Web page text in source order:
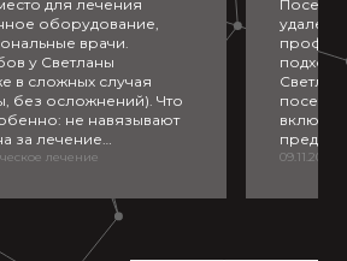
для лечения
оборудование,
врачи.
у Светланы
в сложных случая
без осложнений). Что
не навязывают
за лечение
Ни разу не было
за рентген,
во время ожидания
лечение
подход
лампы
09.11.2025